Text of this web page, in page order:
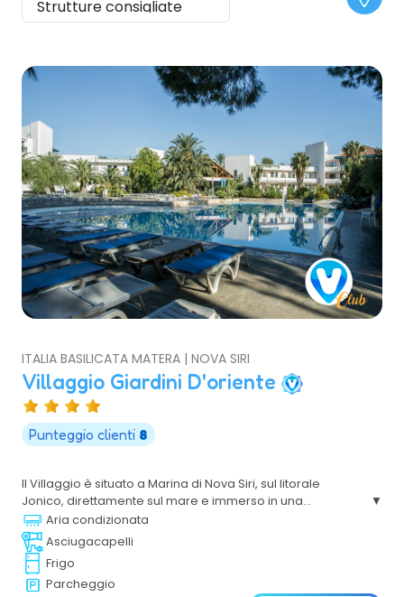
ITALIA BASILICATA MATERA | NOVA SIRI
Villaggio Giardini D'oriente
Punteggio clienti 8
Il Villaggio è situato a Marina di Nova Siri, sul litorale
Jonico, direttamente sul mare e immerso in una
bellissima pineta è un vero eden del relax, del piacere e
del divertimento, grazie alle tante possibilità di svago e ai
servizi che offre.
Aria condizionata
Asciugacapelli
Frigo
Parcheggio